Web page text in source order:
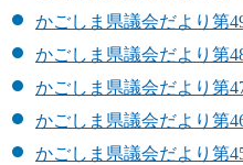
かごしま県議会だより第
かごしま県議会だより第
かごしま県議会だより第
かごしま県議会だより第
かごしま県議会だより第